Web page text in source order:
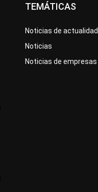
TEMÁTICAS
Noticias de actualidad
Noticias
Noticias de empresas